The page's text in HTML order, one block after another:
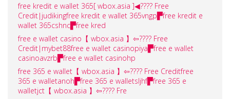
free kredit e wallet 365[ wbox.asia ]◀???? Free
Credit|judikingfree kredit e wallet 365vngp▛free kredit e
wallet 365cshnc▛free kred
free e wallet casino【 wbox.asia 】⇦???? Free
Credit|mybet88free e wallet casinopiya▛free e wallet
casinoavzrb▛free e wallet casinohp
free 365 e wallet【 wbox.asia 】⇦???? Free Creditfree
365 e walletanoh▛free 365 e walletsljhf▛free 365 e
walletjct【 wbox.asia 】⇦???? Fre